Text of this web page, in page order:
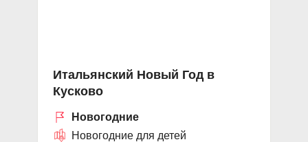
Итальянский Новый Год в
Кусково
Новогодние
Новогодние для детей